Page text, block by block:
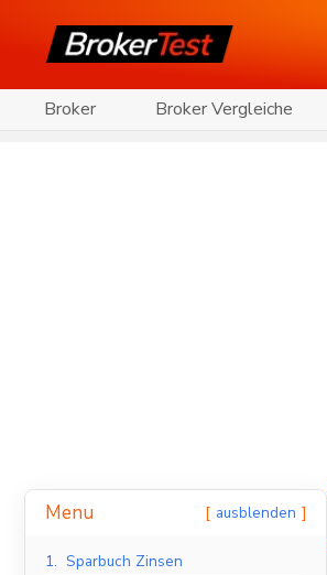
Broker Broker Vergleiche
Menu ausblenden
1. Sparbuch Zinsen